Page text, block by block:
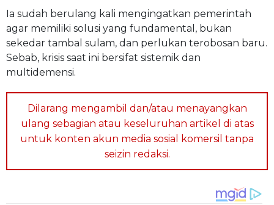
Ia sudah berulang kali mengingatkan pemerintah
agar memiliki solusi yang fundamental, bukan
sekedar tambal sulam, dan perlukan terobosan baru.
Sebab, krisis saat ini bersifat sistemik dan
multidemensi.
Dilarang mengambil dan/atau menayangkan
ulang sebagian atau keseluruhan artikel di atas
untuk konten akun media sosial komersil tanpa
seizin redaksi.